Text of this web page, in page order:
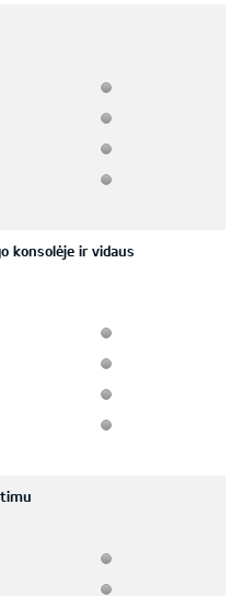
konsolėje ir vidaus